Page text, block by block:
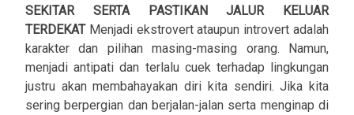
SEKITAR SERTA PASTIKAN JALUR KELUAR
TERDEKATMenjadi ekstrovert ataupun introvert adalah
karakter dan pilihan masing-masing orang. Namun,
menjadi antipati dan terlalu cuek terhadap lingkungan
justru akan membahayakan diri kita sendiri. Jika kita
sering berpergian dan berjalan-jalan serta menginap di